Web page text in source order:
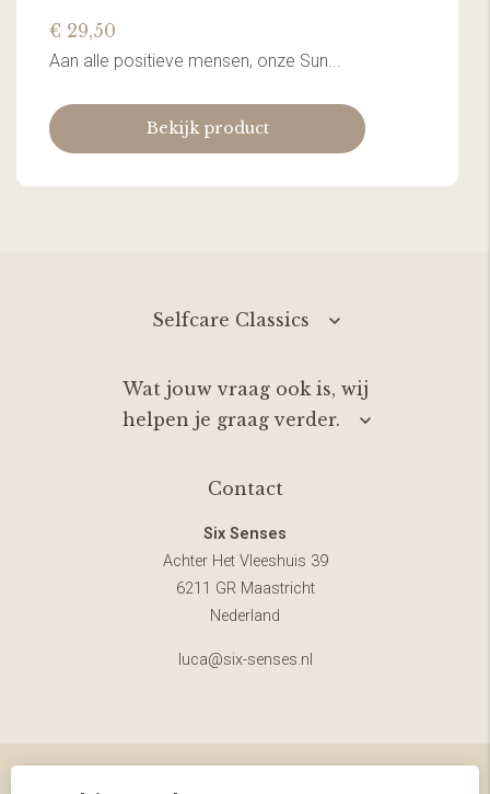
€ 29,50
Aan alle positieve mensen, onze Sun...
Bekijk product
Selfcare Classics
Wat jouw vraag ook is, wij
helpen je graag verder.
Contact
Six Senses
Achter Het Vleeshuis 39
6211 GR Maastricht
Nederland
luca@six-senses.nl